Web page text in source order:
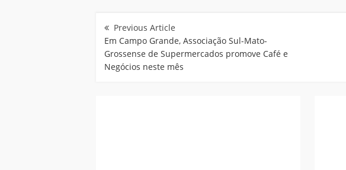
de
Post
Em Campo Grande, Associação Sul-Mato-
Grossense de Supermercados promove Café e
Negócios neste mês